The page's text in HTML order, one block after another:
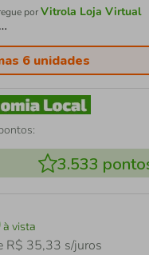
porVitrola Loja Virtual
6 unidades
3.533
à vista
R$ 35,33 s/juros